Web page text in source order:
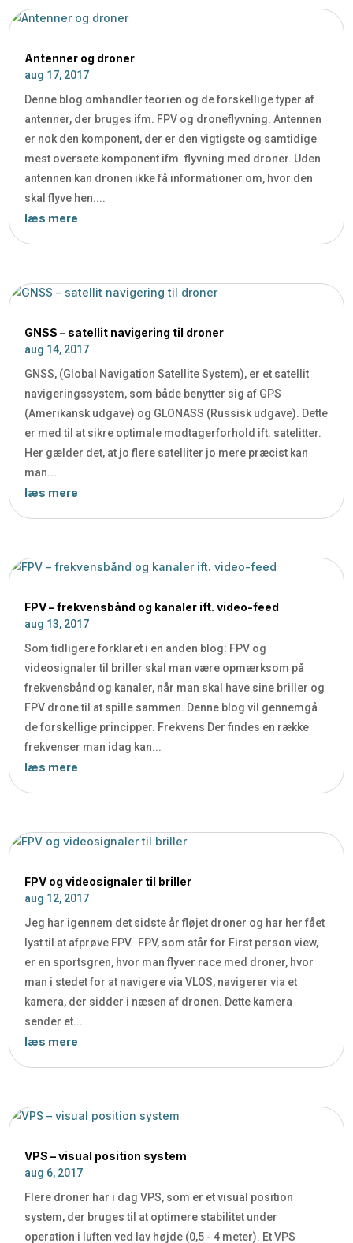
Antenner og droner
aug 17, 2017
Denne blog omhandler teorien og de forskellige typer af
antenner, der bruges ifm. FPV og droneflyvning. Antennen
er nok den komponent, der er den vigtigste og samtidige
mest oversete komponent ifm. flyvning med droner. Uden
antennen kan dronen ikke få informationer om, hvor den
skal flyve hen....
læs mere
GNSS – satellit navigering til droner
aug 14, 2017
GNSS, (Global Navigation Satellite System), er et satellit
navigeringssystem, som både benytter sig af GPS
(Amerikansk udgave) og GLONASS (Russisk udgave). Dette
er med til at sikre optimale modtagerforhold ift. satelitter.
Her gælder det, at jo flere satelliter jo mere præcist kan
man...
læs mere
FPV – frekvensbånd og kanaler ift. video-feed
aug 13, 2017
Som tidligere forklaret i en anden blog: FPV og
videosignaler til briller skal man være opmærksom på
frekvensbånd og kanaler, når man skal have sine briller og
FPV drone til at spille sammen. Denne blog vil gennemgå
de forskellige principper. Frekvens Der findes en række
frekvenser man idag kan...
læs mere
FPV og videosignaler til briller
aug 12, 2017
Jeg har igennem det sidste år fløjet droner og har her fået
lyst til at afprøve FPV. FPV, som står for First person view,
er en sportsgren, hvor man flyver race med droner, hvor
man i stedet for at navigere via VLOS, navigerer via et
kamera, der sidder i næsen af dronen. Dette kamera
sender et...
læs mere
VPS – visual position system
aug 6, 2017
Flere droner har i dag VPS, som er et visual position
system, der bruges til at optimere stabilitet under
operation i luften ved lav højde (0,5 - 4 meter). Et VPS